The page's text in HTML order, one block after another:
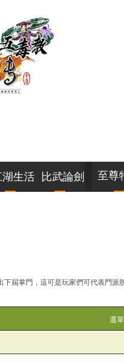
湖生活 比武論劍 至尊
屆掌門，這可是玩家們可代表門
選單